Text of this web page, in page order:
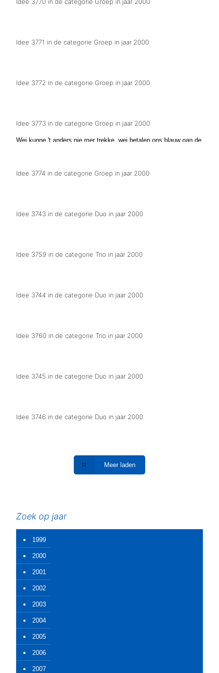
Idee 3771 in de categorie Groep in jaar 2000
Idee 3772 in de categorie Groep in jaar 2000
Idee 3773 in de categorie Groep in jaar 2000
Wej kunne 't anders nie mer trekke, wej betalen ons blauw oan de
Idee 3774 in de categorie Groep in jaar 2000
Idee 3743 in de categorie Duo in jaar 2000
Idee 3759 in de categorie Trio in jaar 2000
Idee 3744 in de categorie Duo in jaar 2000
Idee 3760 in de categorie Trio in jaar 2000
Idee 3745 in de categorie Duo in jaar 2000
Idee 3746 in de categorie Duo in jaar 2000
Meer laden
Zoek op jaar
1999
2000
2001
2002
2003
2004
2005
2006
2007